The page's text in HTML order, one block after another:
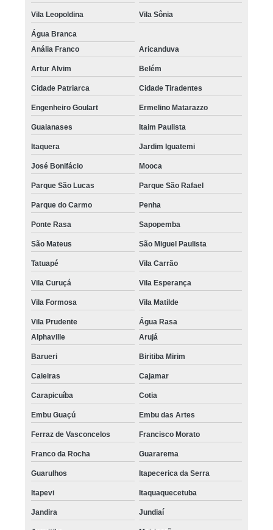
Vila Leopoldina Vila Sônia
Água Branca
Anália Franco
Aricanduva
Artur Alvim Belém
Cidade Patriarca Cidade Tiradentes
Engenheiro Goulart Ermelino Matarazzo
Guaianases Itaim Paulista
Itaquera Jardim Iguatemi
José Bonifácio Mooca
Parque São Lucas Parque São Rafael
Parque do Carmo Penha
Ponte Rasa Sapopemba
São Mateus São Miguel Paulista
Tatuapé Vila Carrão
Vila Curuçá Vila Esperança
Vila Formosa Vila Matilde
Vila Prudente
Água Rasa
Alphaville
Arujá
Barueri Biritiba Mirim
Caieiras Cajamar
Carapicuíba Cotia
Embu Guaçú Embu das Artes
Ferraz de Vasconcelos Francisco Morato
Franco da Rocha Guararema
Guarulhos Itapecerica da Serra
Itapevi Itaquaquecetuba
Jandira Jundiaí